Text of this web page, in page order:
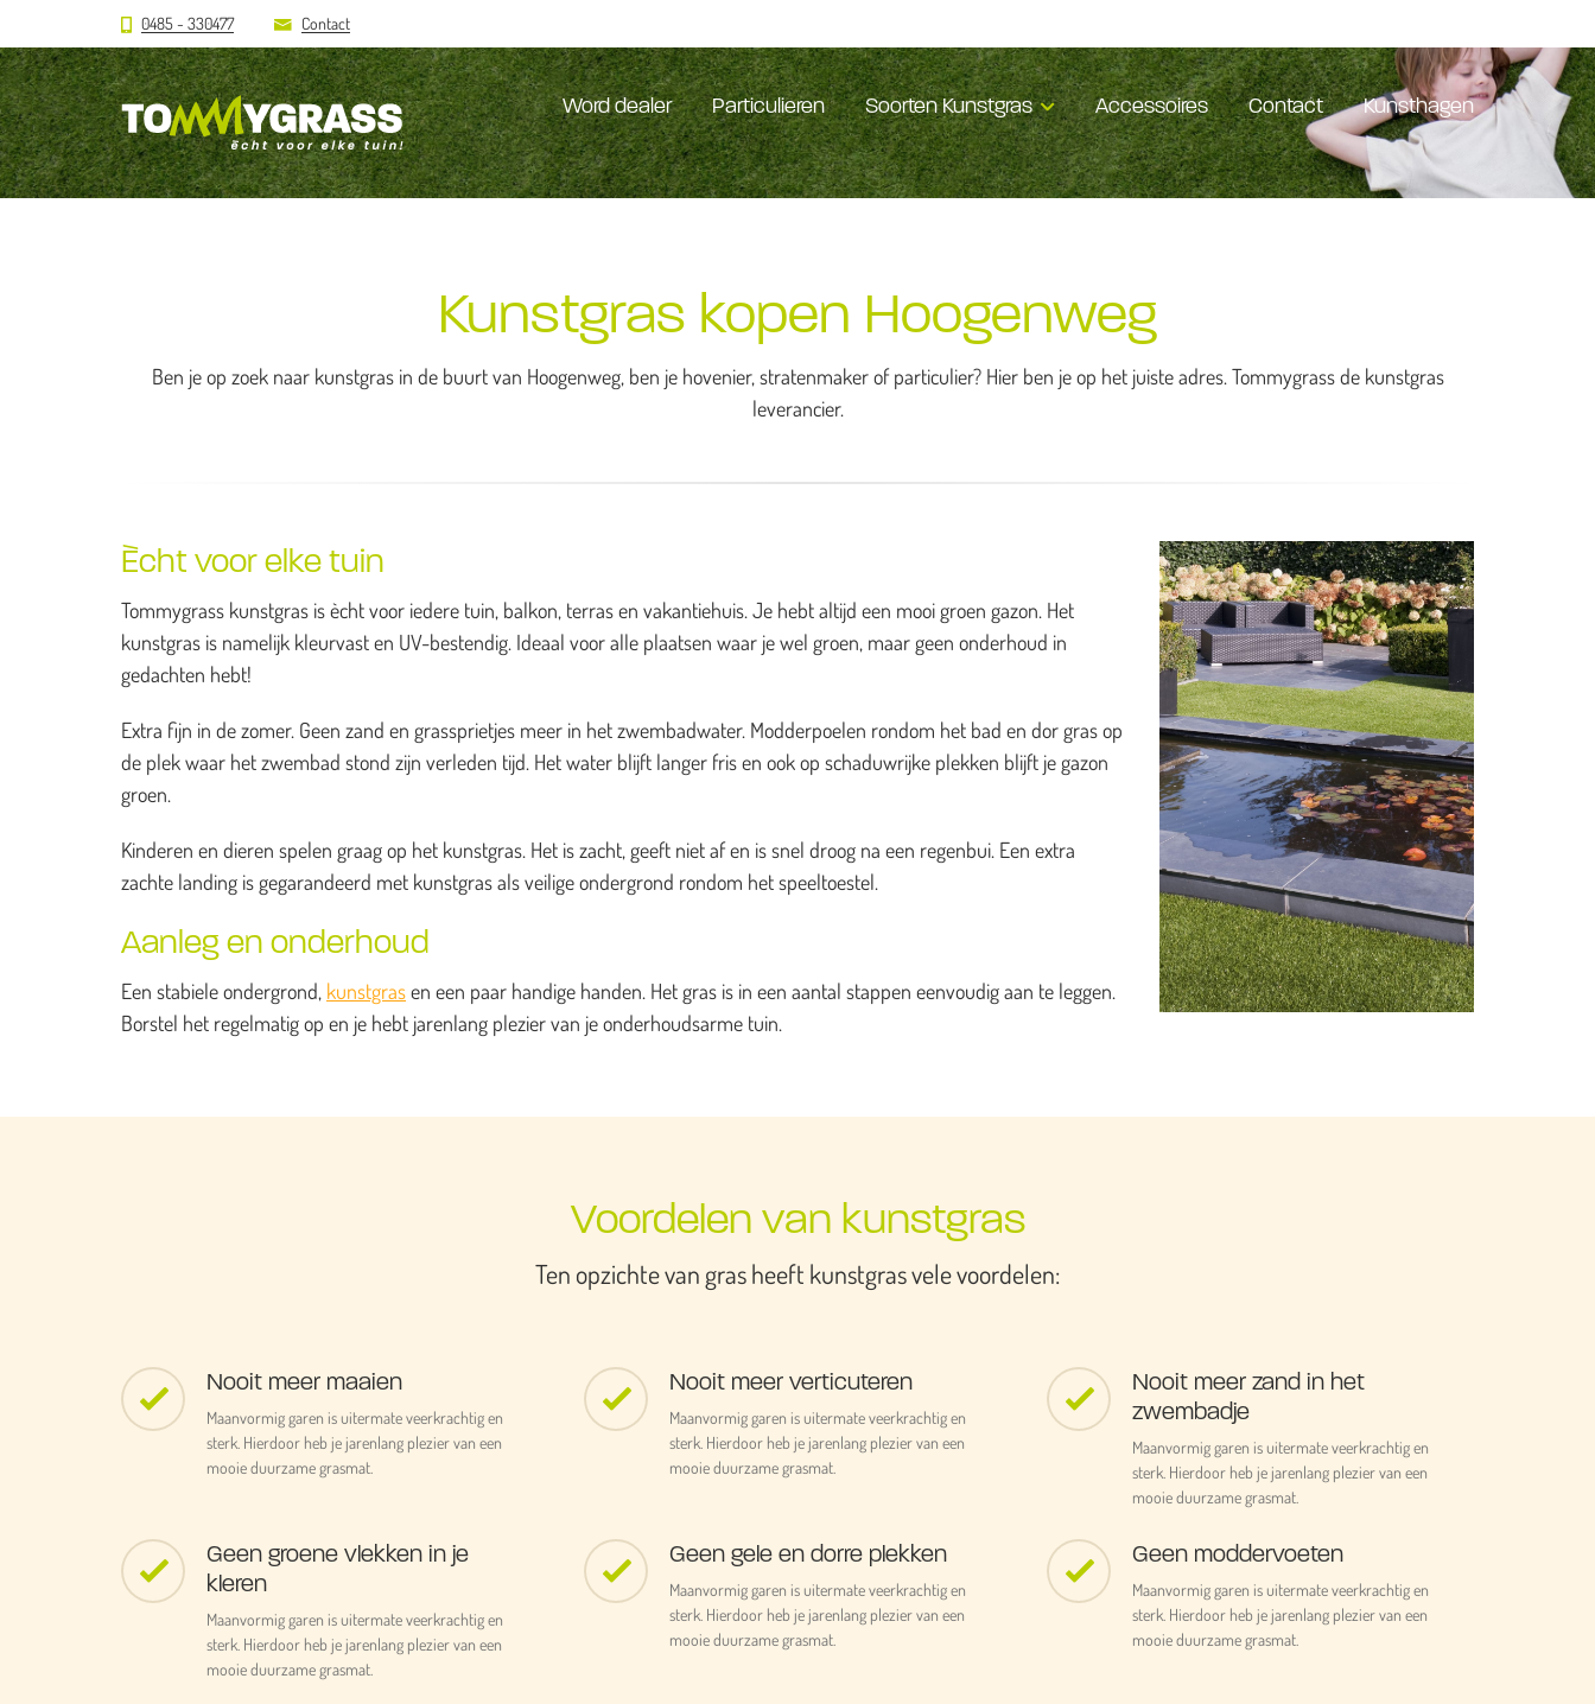
0485 - 330477 Contact
Word dealer Particulieren Soorten Kunstgras Accessoires Contact Kunsthagen
Kunstgras kopen Hoogenweg
Ben je op zoek naar kunstgras in de buurt van Hoogenweg, ben je hovenier, stratenmaker of particulier? Hier ben je op het juiste adres. Tommygrass de kunstgras
leverancier.
Ècht voor elke tuin
Tommygrass kunstgras is ècht voor iedere tuin, balkon, terras en vakantiehuis. Je hebt altijd een mooi groen gazon. Het
kunstgras is namelijk kleurvast en UV-bestendig. Ideaal voor alle plaatsen waar je wel groen, maar geen onderhoud in
gedachten hebt!
Extra fijn in de zomer. Geen zand en grassprietjes meer in het zwembadwater. Modderpoelen rondom het bad en dor gras op
de plek waar het zwembad stond zijn verleden tijd. Het water blijft langer fris en ook op schaduwrijke plekken blijft je gazon
groen.
Kinderen en dieren spelen graag op het kunstgras. Het is zacht, geeft niet af en is snel droog na een regenbui. Een extra
zachte landing is gegarandeerd met kunstgras als veilige ondergrond rondom het speeltoestel.
Aanleg en onderhoud
Een stabiele ondergrond, kunstgrasen een paar handige handen. Het gras is in een aantal stappen eenvoudig aan te leggen.
Borstel het regelmatig op en je hebt jarenlang plezier van je onderhoudsarme tuin.
Voordelen van kunstgras
Ten opzichte van gras heeft kunstgras vele voordelen:
Nooit meer maaien
Maanvormig garen is uitermate veerkrachtig en
sterk. Hierdoor heb je jarenlang plezier van een
mooie duurzame grasmat.
Nooit meer verticuteren
Maanvormig garen is uitermate veerkrachtig en
sterk. Hierdoor heb je jarenlang plezier van een
mooie duurzame grasmat.
Nooit meer zand in het
zwembadje
Maanvormig garen is uitermate veerkrachtig en
sterk. Hierdoor heb je jarenlang plezier van een
mooie duurzame grasmat.
Geen groene vlekken in je
kleren
Maanvormig garen is uitermate veerkrachtig en
sterk. Hierdoor heb je jarenlang plezier van een
mooie duurzame grasmat.
Geen gele en dorre plekken
Maanvormig garen is uitermate veerkrachtig en
sterk. Hierdoor heb je jarenlang plezier van een
mooie duurzame grasmat.
Geen moddervoeten
Maanvormig garen is uitermate veerkrachtig en
sterk. Hierdoor heb je jarenlang plezier van een
mooie duurzame grasmat.